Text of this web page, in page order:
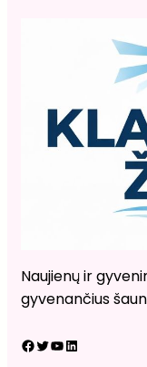
Naujienų ir
gyvenančius
Facebook Twitter YouTube LinkedIn